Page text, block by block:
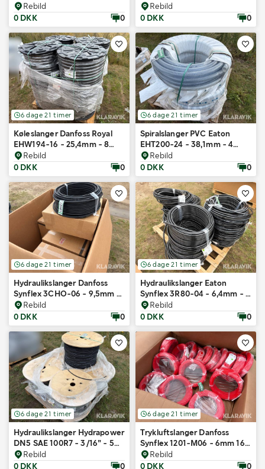
rullerRebild
0 DKK
0
rullerRebild
0 DKK
0
6 dage 21 timer
Køleslanger Danfoss Royal
EHW194-16 - 25,4mm - 8
rullerRebild
0 DKK
0
6 dage 21 timer
Spiralslanger PVC Eaton
EHT200-24 - 38,1mm - 4
rullerRebild
0 DKK
0
6 dage 21 timer
Hydraulikslanger Danfoss
Synflex 3CHO-06 - 9,5mm -
7 ruller
Rebild
0 DKK
0
6 dage 21 timer
Hydraulikslanger Eaton
Synflex 3R80-04 - 6,4mm - 9
rullerRebild
0 DKK
0
6 dage 21 timer
Hydraulikslanger Hydrapower
DN5 SAE 100R7 - 3/16” - 5
rullerRebild
0 DKK
0
6 dage 21 timer
Trykluftslanger Danfoss
Synflex 1201-M06 - 6mm 16
rullerRebild
0 DKK
0